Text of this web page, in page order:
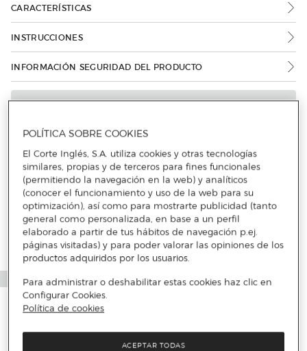
CARACTERÍSTICAS
INSTRUCCIONES
INFORMACIÓN SEGURIDAD DEL PRODUCTO
Más info
POLÍTICA SOBRE COOKIES
El Corte Inglés, S.A. utiliza cookies y otras tecnologías
similares, propias y de terceros para fines funcionales
(permitiendo la navegación en la web) y analíticos
(conocer el funcionamiento y uso de la web para su
optimización), así como para mostrarte publicidad (tanto
general como personalizada, en base a un perfil
elaborado a partir de tus hábitos de navegación p.ej.
páginas visitadas) y para poder valorar las opiniones de los
productos adquiridos por los usuarios.
Para administrar o deshabilitar estas cookies haz clic en
Configurar Cookies.
Política de cookies
ACEPTAR TODAS